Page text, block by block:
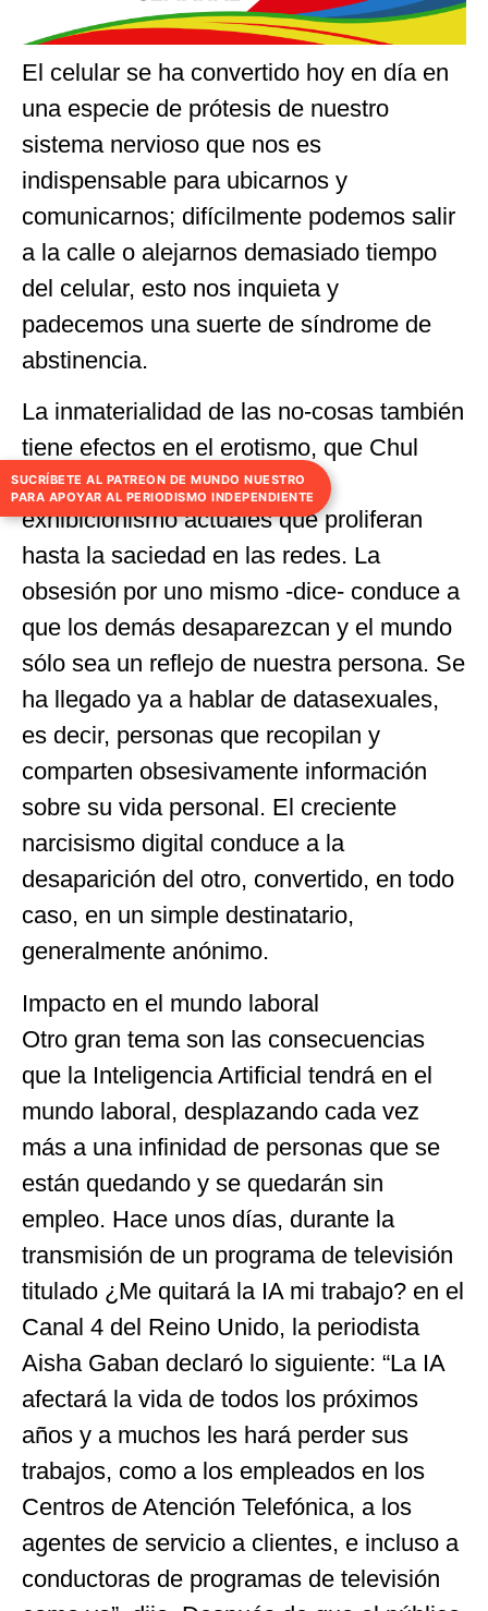
El celular se ha convertido hoy en día en
una especie de prótesis de nuestro
sistema nervioso que nos es
indispensable para ubicarnos y
comunicarnos; difícilmente podemos salir
a la calle o alejarnos demasiado tiempo
del celular, esto nos inquieta y
padecemos una suerte de síndrome de
abstinencia.
La inmaterialidad de las no-cosas también
tiene efectos en el erotismo, que Chul
Han atribuye al narcisismo y
exhibicionismo actuales que proliferan
hasta la saciedad en las redes. La
obsesión por uno mismo -dice- conduce a
que los demás desaparezcan y el mundo
sólo sea un reflejo de nuestra persona. Se
ha llegado ya a hablar de datasexuales,
es decir, personas que recopilan y
comparten obsesivamente información
sobre su vida personal. El creciente
narcisismo digital conduce a la
desaparición del otro, convertido, en todo
caso, en un simple destinatario,
generalmente anónimo.
Impacto en el mundo laboral
Otro gran tema son las consecuencias
que la Inteligencia Artificial tendrá en el
mundo laboral, desplazando cada vez
más a una infinidad de personas que se
están quedando y se quedarán sin
empleo. Hace unos días, durante la
transmisión de un programa de televisión
titulado ¿Me quitará la IA mi trabajo? en el
Canal 4 del Reino Unido, la periodista
Aisha Gaban declaró lo siguiente: “La IA
afectará la vida de todos los próximos
años y a muchos les hará perder sus
trabajos, como a los empleados en los
Centros de Atención Telefónica, a los
agentes de servicio a clientes, e incluso a
conductoras de programas de televisión
SUCRÍBETE AL PATREON DE MUNDO NUESTRO
PARA APOYAR AL PERIODISMO INDEPENDIENTE